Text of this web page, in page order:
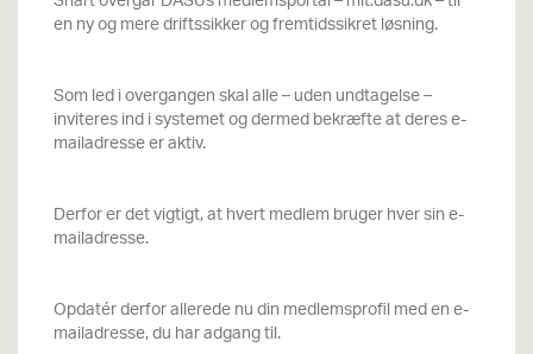
en ny og mere driftssikker og fremtidssikret løsning.
Som led i overgangen skal alle – uden undtagelse –
inviteres ind i systemet og dermed bekræfte at deres e-
mailadresse er aktiv.
Derfor er det vigtigt, athvert medlem bruger hver sin e-
mailadresse.
Opdatér derfor allerede nu din medlemsprofil med en e-
mailadresse, du har adgang til.